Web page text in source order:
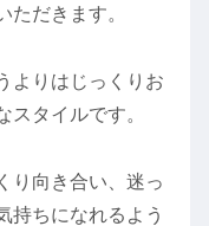
ただきます。
よりはじっくりお
タイルです。
り向き合い、迷っ
持ちになれるよう